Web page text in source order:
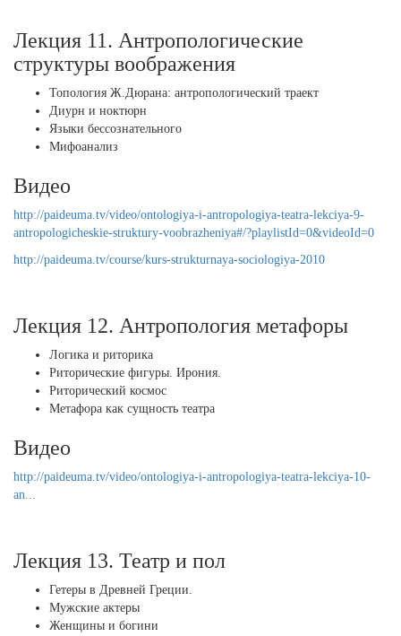
Лекция 11. Антропологические
структуры воображения
Топология Ж.Дюрана: антропологический траект
Диурн и ноктюрн
Языки бессознательного
Мифоанализ
Видео
http://paideuma.tv/video/ontologiya-i-antropologiya-teatra-lekciya-9-
antropologicheskie-struktury-voobrazheniya#/?playlistId=0&videoId=0
http://paideuma.tv/course/kurs-strukturnaya-sociologiya-2010
Лекция 12. Антропология метафоры
Логика и риторика
Риторические фигуры. Ирония.
Риторический космос
Метафора как сущность театра
Видео
http://paideuma.tv/video/ontologiya-i-antropologiya-teatra-lekciya-10-
an...
Лекция 13. Театр и пол
Гетеры в Древней Греции.
Мужские актеры
Женщины и богини